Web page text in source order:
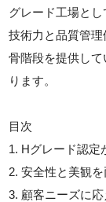
グレード工場と
技術力と品質管
骨階段を提供し
ります。
目次
1. Hグレード認定
2. 安全性と美観
3. 顧客ニーズに